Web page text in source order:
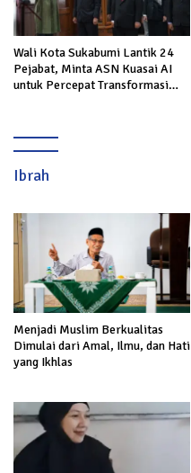
Wali Kota Sukabumi Lantik 24
Pejabat, Minta ASN Kuasai AI
untuk Percepat Transformasi
Ibrah
Menjadi Muslim Berkualitas
Dimulai dari Amal, Ilmu, dan Hati
yang Ikhlas